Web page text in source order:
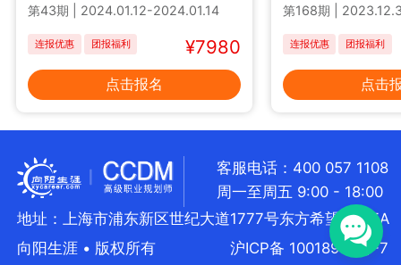
第43期 2024.01.12-2024.01.14
连报优惠 团报福利 ¥7980
点击报名
第168期
连报优惠 团报福利
点击
客服电话：400 057 1108
周一至周五 9:00 - 18:00
地址：上海市浦东新区世纪大道1777号东方希望大厦5A
向阳生涯 • 版权所有
沪ICP备 10018957号-7